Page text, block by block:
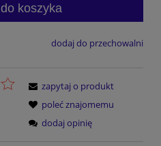
do koszyka
dodaj do przechowalni
zapytaj o produkt
poleć znajomemu
dodaj opinię